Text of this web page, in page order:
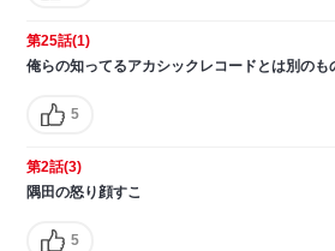
第25話(1)
俺らの知ってるアカシックレコードとは別のも
5
第2話(3)
隅田の怒り顔すこ
5